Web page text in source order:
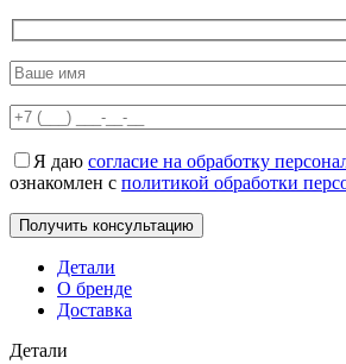
Я даю согласие на обработку
ознакомлен с политикой обработки
Детали
О бренде
Доставка
Детали